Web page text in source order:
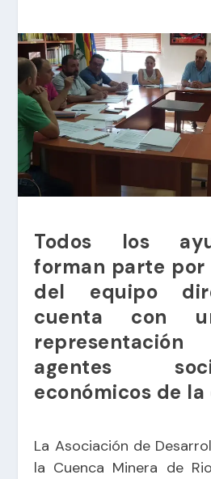
Todos los
forman parte por
del equipo
cuenta con
agentes
económicos de
La Asociación de
la Cuenca Minera de